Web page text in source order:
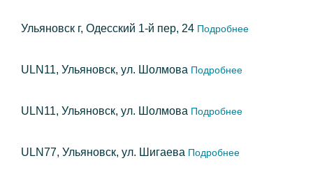
Ульяновск г, Одесский 1-й пер, 24 Подробнее
ULN11, Ульяновск, ул. Шолмова Подробнее
ULN11, Ульяновск, ул. Шолмова Подробнее
ULN77, Ульяновск, ул. Шигаева Подробнее